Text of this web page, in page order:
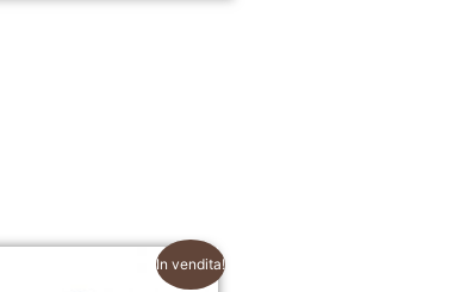
In vendita!